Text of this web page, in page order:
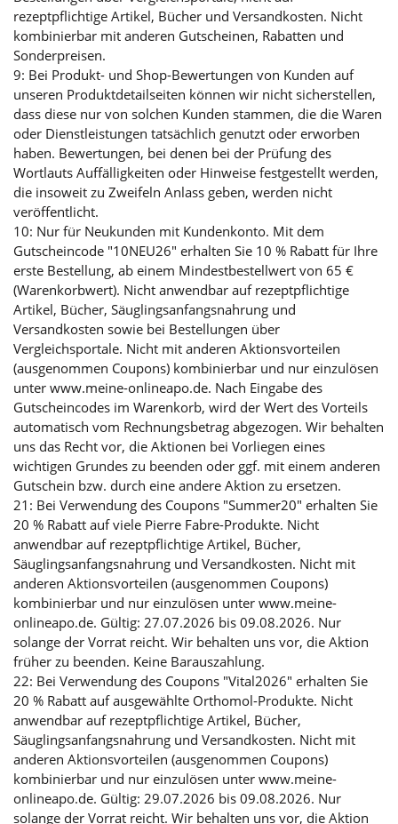
rezeptpflichtige Artikel, Bücher und Versandkosten. Nicht
kombinierbar mit anderen Gutscheinen, Rabatten und
Sonderpreisen.
9: Bei Produkt- und Shop-Bewertungen von Kunden auf
unseren Produktdetailseiten können wir nicht sicherstellen,
dass diese nur von solchen Kunden stammen, die die Waren
oder Dienstleistungen tatsächlich genutzt oder erworben
haben. Bewertungen, bei denen bei der Prüfung des
Wortlauts Auffälligkeiten oder Hinweise festgestellt werden,
die insoweit zu Zweifeln Anlass geben, werden nicht
veröffentlicht.
10: Nur für Neukunden mit Kundenkonto. Mit dem
Gutscheincode "10NEU26" erhalten Sie 10 % Rabatt für Ihre
erste Bestellung, ab einem Mindestbestellwert von 65 €
(Warenkorbwert). Nicht anwendbar auf rezeptpflichtige
Artikel, Bücher, Säuglingsanfangsnahrung und
Versandkosten sowie bei Bestellungen über
Vergleichsportale. Nicht mit anderen Aktionsvorteilen
(ausgenommen Coupons) kombinierbar und nur einzulösen
unter www.meine-onlineapo.de. Nach Eingabe des
Gutscheincodes im Warenkorb, wird der Wert des Vorteils
automatisch vom Rechnungsbetrag abgezogen. Wir behalten
uns das Recht vor, die Aktionen bei Vorliegen eines
wichtigen Grundes zu beenden oder ggf. mit einem anderen
Gutschein bzw. durch eine andere Aktion zu ersetzen.
21: Bei Verwendung des Coupons "Summer20" erhalten Sie
20 % Rabatt auf viele Pierre Fabre-Produkte. Nicht
anwendbar auf rezeptpflichtige Artikel, Bücher,
Säuglingsanfangsnahrung und Versandkosten. Nicht mit
anderen Aktionsvorteilen (ausgenommen Coupons)
kombinierbar und nur einzulösen unter www.meine-
onlineapo.de. Gültig: 27.07.2026 bis 09.08.2026. Nur
solange der Vorrat reicht. Wir behalten uns vor, die Aktion
früher zu beenden. Keine Barauszahlung.
22: Bei Verwendung des Coupons "Vital2026" erhalten Sie
20 % Rabatt auf ausgewählte Orthomol-Produkte. Nicht
anwendbar auf rezeptpflichtige Artikel, Bücher,
Säuglingsanfangsnahrung und Versandkosten. Nicht mit
anderen Aktionsvorteilen (ausgenommen Coupons)
kombinierbar und nur einzulösen unter www.meine-
onlineapo.de. Gültig: 29.07.2026 bis 09.08.2026. Nur
solange der Vorrat reicht. Wir behalten uns vor, die Aktion